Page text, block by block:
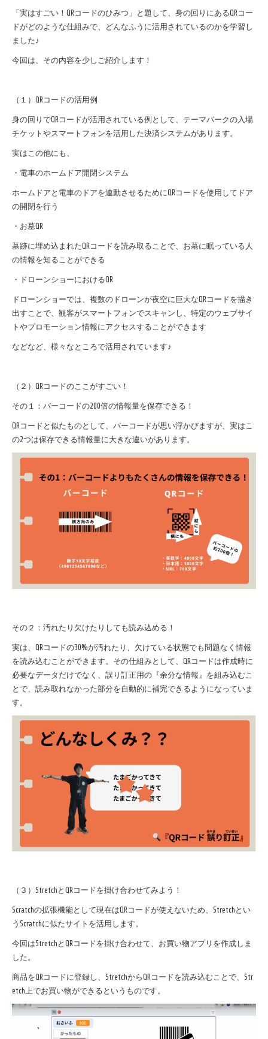
「実はすごい！QRコードのひみつ」と題して、身の回りにあるQRコー
ドがどのような仕組みで、どんなふうに活用されているのかを学習し
ました♪
今回は、その内容を少しご紹介します！
（１）QRコードの活用例
身の回りでQRコードが活用されている例として、テーマパークの入場
チケットやスマートフォンを活用した決済システムがあります。
実はこの他にも、
・電車のホームドア開閉システム
ホームドアと電車のドアを連動させるためにQRコードを使用してドア
の開閉を行う
・お墓QR
墓跡に埋め込まれたQRコードを読み取ることで、お墓に眠っている人
の情報を知ることができる
・ドローンショーにおけるQR
​ドローンショーでは、複数のドローンが夜空に巨大なQRコードを描き
出すことで、観客がスマートフォンでスキャンし、特定のウェブサイ
トやプロモーション情報にアクセスすることができます
などなど、様々なところで活用されています♪
（２）QRコードのここがすごい！
その１：バーコードの200倍の情報量を保存できる！
QRコードと似たものとして、バーコードが思い浮かびますが、実はこ
の2つは保存できる情報量に大きな違いがあります。
その２：汚れたり欠けたりしても読み込める！
実は、QRコードの30%が汚れたり、欠けている状態でも問題なく情報
を読み込むことができます。その仕組みとして、QRコードは作成時に
必要なデータだけでなく、誤り訂正用の『余分な情報』を組み込むこ
とで、読み取れなかった部分を自動的に補完できるようになっていま
す。
（３）StretchとQRコードを掛け合わせてみよう！
Scratchの拡張機能として現在はQRコードが使えないため、Stretchとい
うScratchに似たサイトを活用します。
今回はStretchとQRコードを掛け合わせて、お買い物アプリを作成しま
した。
商品をQRコードに登録し、StretchからQRコードを読み込むことで、Str
etch上でお買い物ができるというものです。